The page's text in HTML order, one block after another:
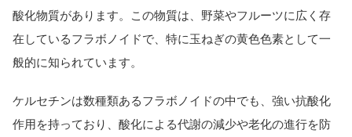
酸化物質があります。この物質は、野菜やフルーツに広く存
在しているフラボノイドで、特に玉ねぎの黄色色素として一
般的に知られています。
ケルセチンは数種類あるフラボノイドの中でも、強い抗酸化
作用を持っており、酸化による代謝の減少や老化の進行を防